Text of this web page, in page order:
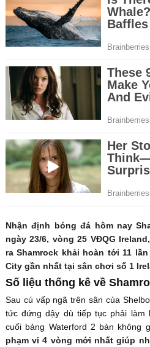
Nhận định bóng đá hôm nay
ngày 23/6, vòng 25 VĐQG
ra Shamrock khải hoàn tới 11
City gần nhất tại sân chơi số 1
Số liệu thống kê về
Sau cú vấp ngã trên sân của
tức đứng dậy dù tiếp tục phải làm
cuối bảng Waterford 2 bàn không
phạm vi 4 vòng mới nhất giúp